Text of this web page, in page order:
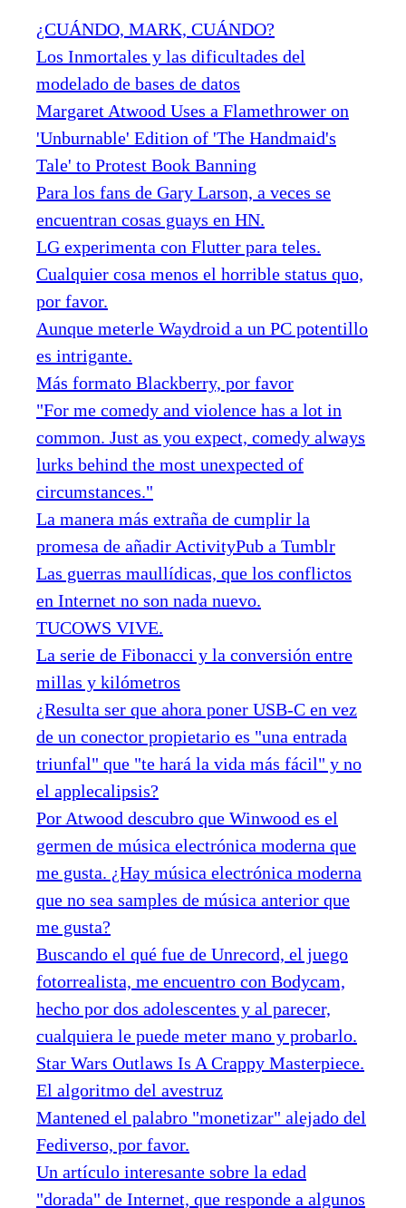
¿CUÁNDO, MARK, CUÁNDO?
Los Inmortales y las dificultades del
modelado de bases de datos
Margaret Atwood Uses a Flamethrower on
'Unburnable' Edition of 'The Handmaid's
Tale' to Protest Book Banning
Para los fans de Gary Larson, a veces se
encuentran cosas guays en HN.
LG experimenta con Flutter para teles.
Cualquier cosa menos el horrible status quo,
por favor.
Aunque meterle Waydroid a un PC potentillo
es intrigante.
Más formato Blackberry, por favor
"For me comedy and violence has a lot in
common. Just as you expect, comedy always
lurks behind the most unexpected of
circumstances."
La manera más extraña de cumplir la
promesa de añadir ActivityPub a Tumblr
Las guerras maullídicas, que los conflictos
en Internet no son nada nuevo.
TUCOWS VIVE.
La serie de Fibonacci y la conversión entre
millas y kilómetros
¿Resulta ser que ahora poner USB-C en vez
de un conector propietario es "una entrada
triunfal" que "te hará la vida más fácil" y no
el applecalipsis?
Por Atwood descubro que Winwood es el
germen de música electrónica moderna que
me gusta. ¿Hay música electrónica moderna
que no sea samples de música anterior que
me gusta?
Buscando el qué fue de Unrecord, el juego
fotorrealista, me encuentro con Bodycam,
hecho por dos adolescentes y al parecer,
cualquiera le puede meter mano y probarlo.
Star Wars Outlaws Is A Crappy Masterpiece.
El algoritmo del avestruz
Mantened el palabro "monetizar" alejado del
Fediverso, por favor.
Un artículo interesante sobre la edad
"dorada" de Internet, que responde a algunos